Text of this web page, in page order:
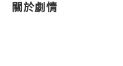
關於劇情